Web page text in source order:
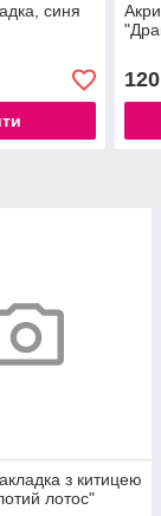
синя
120
з китицею
лотос"